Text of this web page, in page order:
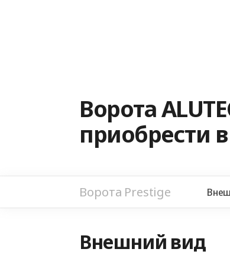
Ворота
приобрести
Ворота Prestige
Внешний вид